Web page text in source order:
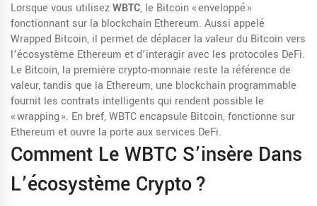
Lorsque vous utilisezWBTC, le Bitcoin « enveloppé »
fonctionnant sur la blockchain Ethereum. Aussi appelé
Wrapped Bitcoin, il permet de déplacer la valeur du Bitcoin vers
l’écosystème Ethereum et d’interagir avec les protocoles DeFi.
Le Bitcoin, la première crypto‑monnaie reste la référence de
valeur, tandis que la Ethereum, une blockchain programmable
fournit les contrats intelligents qui rendent possible le
« wrapping ». En bref, WBTC encapsule Bitcoin, fonctionne sur
Ethereum et ouvre la porte aux services DeFi.
Comment Le WBTC S’insère Dans
L’écosystème Crypto ?